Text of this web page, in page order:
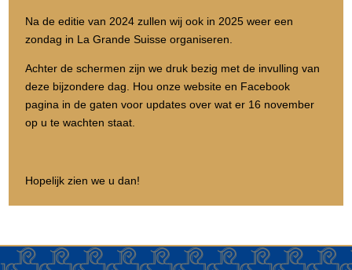
Na de editie van 2024 zullen wij ook in 2025 weer een
zondag in La Grande Suisse organiseren.
Achter de schermen zijn we druk bezig met de invulling van
deze bijzondere dag. Hou onze website en Facebook
pagina in de gaten voor updates over wat er 16 november
op u te wachten staat.
Hopelijk zien we u dan!